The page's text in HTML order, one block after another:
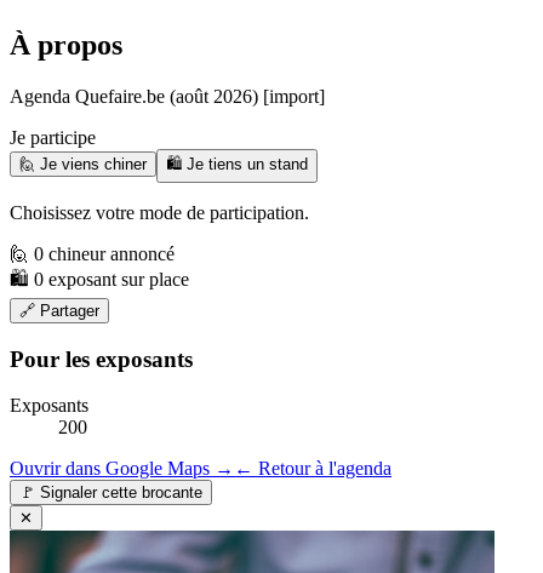
À propos
Agenda Quefaire.be (août 2026) [import]
Je participe
🙋 Je viens chiner 🛍️ Je tiens un stand
Choisissez votre mode de participation.
🙋 0 chineur annoncé
🛍️ 0 exposant sur place
🔗 Partager
Pour les exposants
Exposants
200
Ouvrir dans Google Maps → ← Retour à l'agenda
🚩 Signaler cette brocante
✕